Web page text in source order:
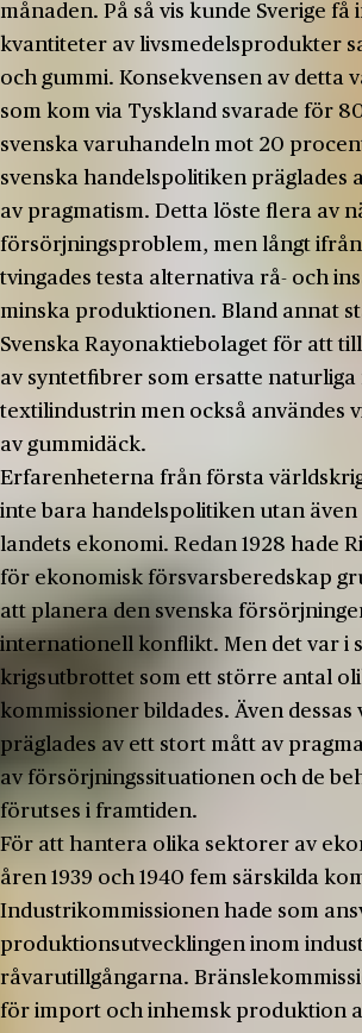
månaden. På så vis kunde Sverige få
kvantiteter av livsmedelsprodukter
och gummi. Konsekvensen av detta
som kom via Tyskland svarade för
svenska varuhandeln mot 20
svenska handelspolitiken präglades
av pragmatism. Detta löste flera av
försörjningsproblem, men långt
tvingades testa alternativa rå- och
minska produktionen. Bland annat
Svenska Rayonaktiebolaget för att
av syntetfibrer som ersatte
textilindustrin men också användes
av gummidäck.
Erfarenheterna från första
inte bara handelspolitiken utan även
landets ekonomi. Redan 1928 hade
för ekonomisk försvarsberedskap
att planera den svenska
internationell konflikt. Men det var i
krigsutbrottet som ett större antal
kommissioner bildades. Även
präglades av ett stort mått av
av försörjningssituationen och de
förutses i framtiden.
För att hantera olika sektorer av
åren 1939 och 1940 fem särskilda
Industrikommissionen hade som
produktionsutvecklingen inom
råvarutillgångarna.
för import och inhemsk produktion